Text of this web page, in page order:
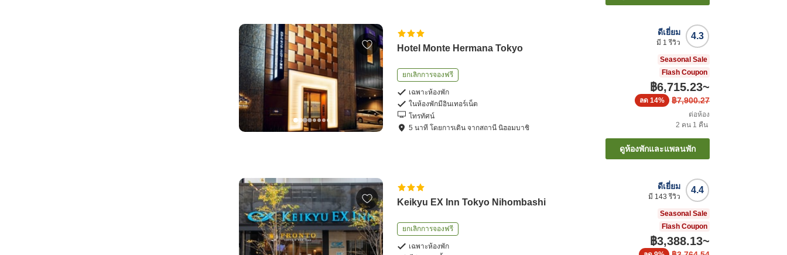
Hotel Monte Hermana Tokyo
ยกเลิกการจองฟรี
เฉพาะห้องพัก
ในห้องพักมีอินเทอร์เน็ต
โทรทัศน์
5 นาที โดยการเดิน จากสถานี นิฮอมบาชิ
4.3
ดีเยี่ยม
มี 1 รีวิว
Seasonal Sale
Flash Coupon
฿6,715.23~
฿7,900.27
ลด 14%
ต่อห้อง
2 คน 1 คืน
ดูห้องพักและแพลนพัก
Keikyu EX Inn Tokyo Nihombashi
ยกเลิกการจองฟรี
เฉพาะห้องพัก
4.4
ดีเยี่ยม
มี 143 รีวิว
Seasonal Sale
Flash Coupon
฿3,388.13~